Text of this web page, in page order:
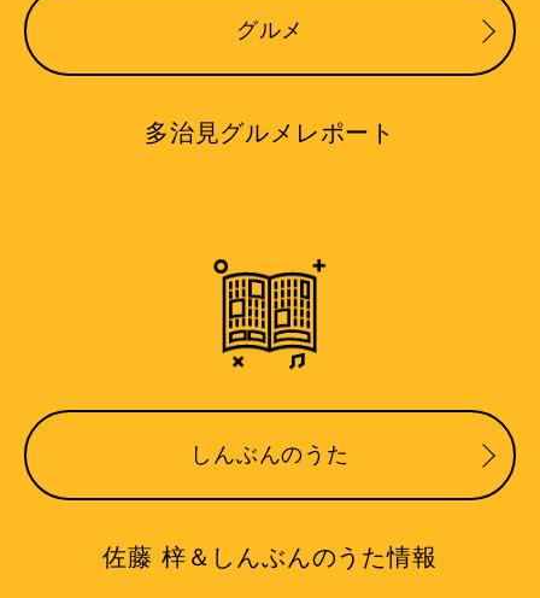
グルメ
多治見グルメレポート
しんぶんのうた
佐藤 梓＆しんぶんのうた情報